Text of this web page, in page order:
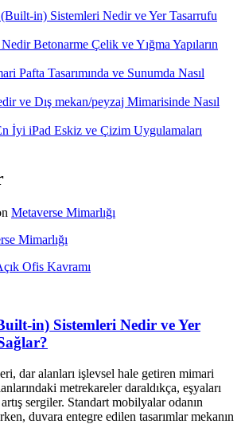
in) Sistemleri Nedir ve Yer Tasarrufu
Nedir Betonarme Çelik ve Yığma Yapıların
Pafta Tasarımında ve Sunumda Nasıl
ve Dış mekan/peyzaj Mimarisinde Nasıl
İyi iPad Eskiz ve Çizim Uygulamaları
Metaverse Mimarlığı
Mimarlığı
Ofis Kavramı
in) Sistemleri Nedir ve Yer
dar alanları işlevsel hale getiren mimari
metrekareler daraldıkça, eşyaları
sergiler. Standart mobilyalar odanın
duvara entegre edilen tasarımlar mekanın